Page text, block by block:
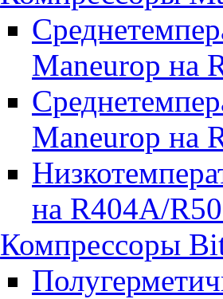
Maneurop на
Maneurop на
на R404A/
Компрессоры